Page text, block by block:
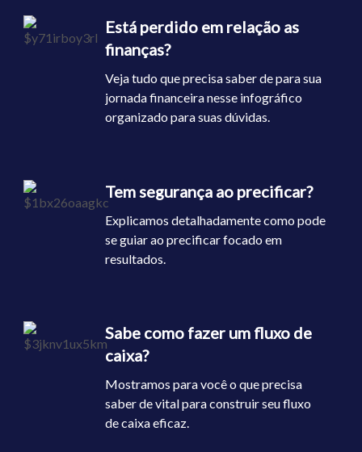
Está perdido em relação as
finanças?
Veja tudo que precisa saber de para sua
jornada financeira nesse infográfico
organizado para suas dúvidas.
Tem segurança ao precificar?
Explicamos detalhadamente como pode
se guiar ao precificar focado em
resultados.
Sabe como fazer um fluxo de
caixa?
Mostramos para você o que precisa
saber de vital para construir seu fluxo
de caixa eficaz.